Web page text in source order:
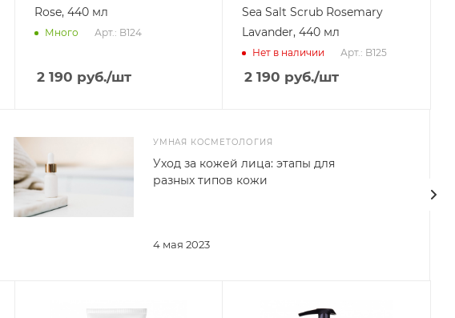
Rose, 440 мл
Много Арт.: B124
2 190 руб./шт
Sea Salt Scrub Rosemary
Lavander, 440 мл
Нет в наличии Арт.: B125
2 190 руб./шт
УМНАЯ КОСМЕТОЛОГИЯ
4 мая 2023
Уход за кожей лица: этапы для
разных типов кожи